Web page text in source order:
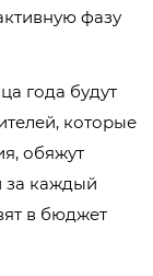
фазу
года будут
которые
обяжут
за каждый
в бюджет